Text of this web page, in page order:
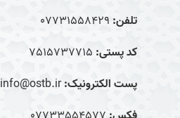
تلفن: 07731558429
کد پستی: 7515737715
پست الکترونیک:info@ostb.ir